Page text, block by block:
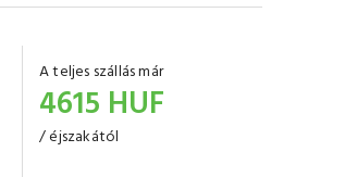
A teljes szállás már
4615 HUF
/ éjszakától